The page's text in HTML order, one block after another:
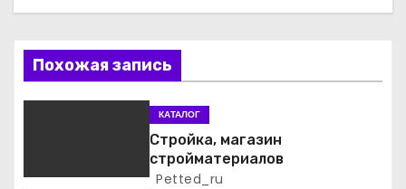
а
ц
и
п
Похожая запись
КАТАЛОГ
Стройка, магазин
стройматериалов
Petted_ru